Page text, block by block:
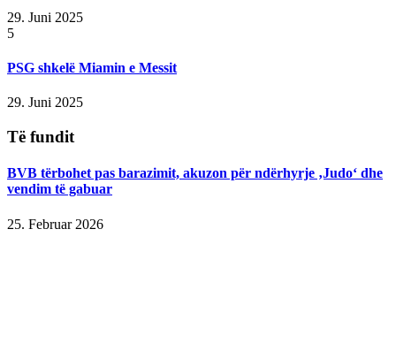
29. Juni 2025
5
PSG shkelë Miamin e Messit
29. Juni 2025
Të fundit
BVB tërbohet pas barazimit, akuzon për ndërhyrje ‚Judo‘ dhe
vendim të gabuar
25. Februar 2026